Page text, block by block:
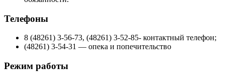
Телефоны
8 (48261) 3-56-73, (48261) 3-52-85- контактный телефон;
(48261) 3-54-31 — опека и попечительство
Режим работы